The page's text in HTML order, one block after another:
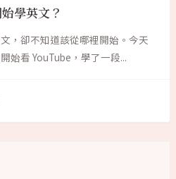
學英文？
，卻不知道該從哪裡開始。今天
始看 YouTube，學了一段...